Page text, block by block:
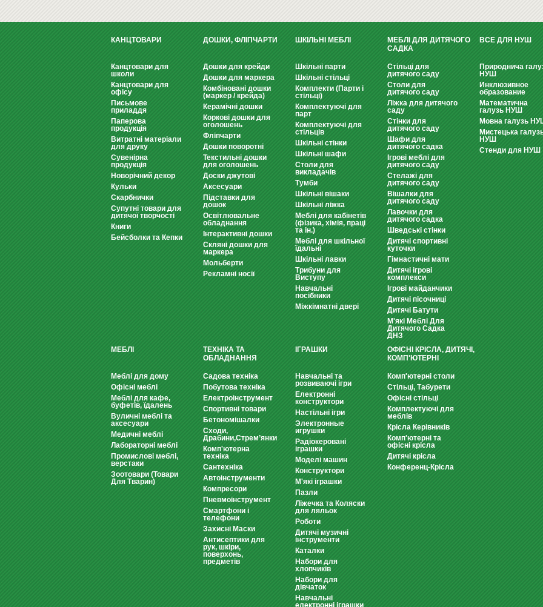
КАНЦТОВАРИ
Канцтовари для
школи
Канцтовари для
офісу
Письмове
приладдя
Паперова
продукція
Витратні матеріали
для друку
Сувенірна
продукція
Новорічний декор
Кульки
Скарбнички
Супутні товари для
дитячої творчості
Книги
Бейсболки та Кепки
ДОШКИ, ФЛІПЧАРТИ
Дошки для крейди
Дошки для маркера
Комбіновані дошки
(маркер / крейда)
Керамічні дошки
Коркові дошки для
оголошень
Фліпчарти
Дошки поворотні
Текстильні дошки
для оголошень
Доски джутові
Аксесуари
Підставки для
дошок
Освітлювальне
обладнання
Інтерактивні дошки
Скляні дошки для
маркера
Мольберти
Рекламні носії
ШКІЛЬНІ МЕБЛІ
Шкільні парти
Шкільні стільці
Комплекти (Парти і
стільці)
Комплектуючі для
парт
Комплектуючі для
стільців
Шкільні стінки
Шкільні шафи
Столи для
викладачів
Тумби
Шкільні вішаки
Шкільні ліжка
Меблі для кабінетів
(фізика, хімія, праці
та ін.)
Меблі для шкільної
їдальні
Шкільні лавки
Трибуни для
Виступу
Навчальні
посібники
Міжкімнатні двері
МЕБЛІ ДЛЯ ДИТЯЧОГО
САДКА
Стільці для
дитячого саду
Столи для
дитячого саду
Ліжка для дитячого
саду
Стінки для
дитячого саду
Шафи для
дитячого садка
Ігрові меблі для
дитячого саду
Стелажі для
дитячого саду
Вішалки для
дитячого саду
Лавочки для
дитячого садка
Шведські стінки
Дитячі спортивні
куточки
Гімнастичні мати
Дитячі ігрові
комплекси
Ігрові майданчики
Дитячі пісочниці
Дитячі Батути
М'які Меблі Для
Дитячого Садка
ДНЗ
ВСЕ ДЛЯ НУШ
Природнича
НУШ
Инклюзивное
образование
Математична
галузь НУШ
Мовна галузь
Мистецька
НУШ
Стенди для НУШ
МЕБЛІ
Меблі для дому
Офісні меблі
Меблі для кафе,
буфетів, їдалень
Вуличні меблі та
аксесуари
Медичні меблі
Лабораторні меблі
Промислові меблі,
верстаки
Зоотовари (Товари
Для Тварин)
ТЕХНІКА ТА
ОБЛАДНАННЯ
Садова техніка
Побутова техніка
Електроінструмент
Спортивні товари
Бетономішалки
Сходи,
Драбини,Стрем’янки
Комп'ютерна
техніка
Сантехніка
Автоінструменти
Компресори
Пневмоінструмент
Смартфони і
телефони
Захисні Маски
Антисептики для
рук, шкіри,
поверхонь,
предметів
ІГРАШКИ
Навчальні та
розвиваючі ігри
Електронні
конструктори
Настільні ігри
Электронные
игрушки
Радіокеровані
іграшки
Моделі машин
Конструктори
М'які іграшки
Пазли
Ліжечка та Коляски
для ляльок
Роботи
Дитячі музичні
інструменти
Каталки
Набори для
хлопчиків
Набори для
дівчаток
Навчальні
електронні іграшки
ОФІСНІ КРІСЛА, ДИТЯЧІ,
КОМП'ЮТЕРНІ
Комп'ютерні столи
Стільці, Табурети
Офісні стільці
Комплектуючі для
меблів
Крісла Керівників
Комп'ютерні та
офісні крісла
Дитячі крісла
Конференц-Крісла